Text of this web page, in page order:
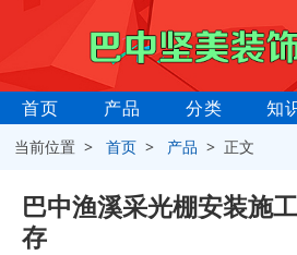
首页 产品 分类 知
当前位置 >首页 > 产品 > 正文
巴中渔溪采光棚安装施
存